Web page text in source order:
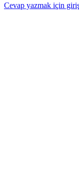
Cevap yazmak için